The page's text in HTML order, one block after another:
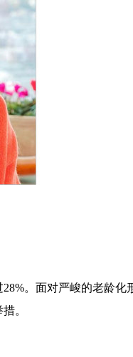
。面对严峻的老龄化
。